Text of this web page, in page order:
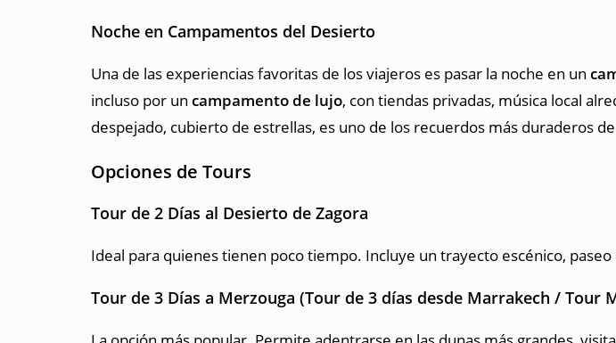
Noche en Campamentos del Desierto
Una de las experiencias favoritas de los viajeros es pasar la noche en un
incluso por un campamento de lujo, con tiendas privadas, música local
despejado, cubierto de estrellas, es uno de los recuerdos más duraderos
Opciones de Tours
Tour de 2 Días al Desierto de Zagora
Ideal para quienes tienen poco tiempo. Incluye un trayecto escénico,
Tour de 3 Días a Merzouga (Tour de 3 días desde Marrakech / Tour